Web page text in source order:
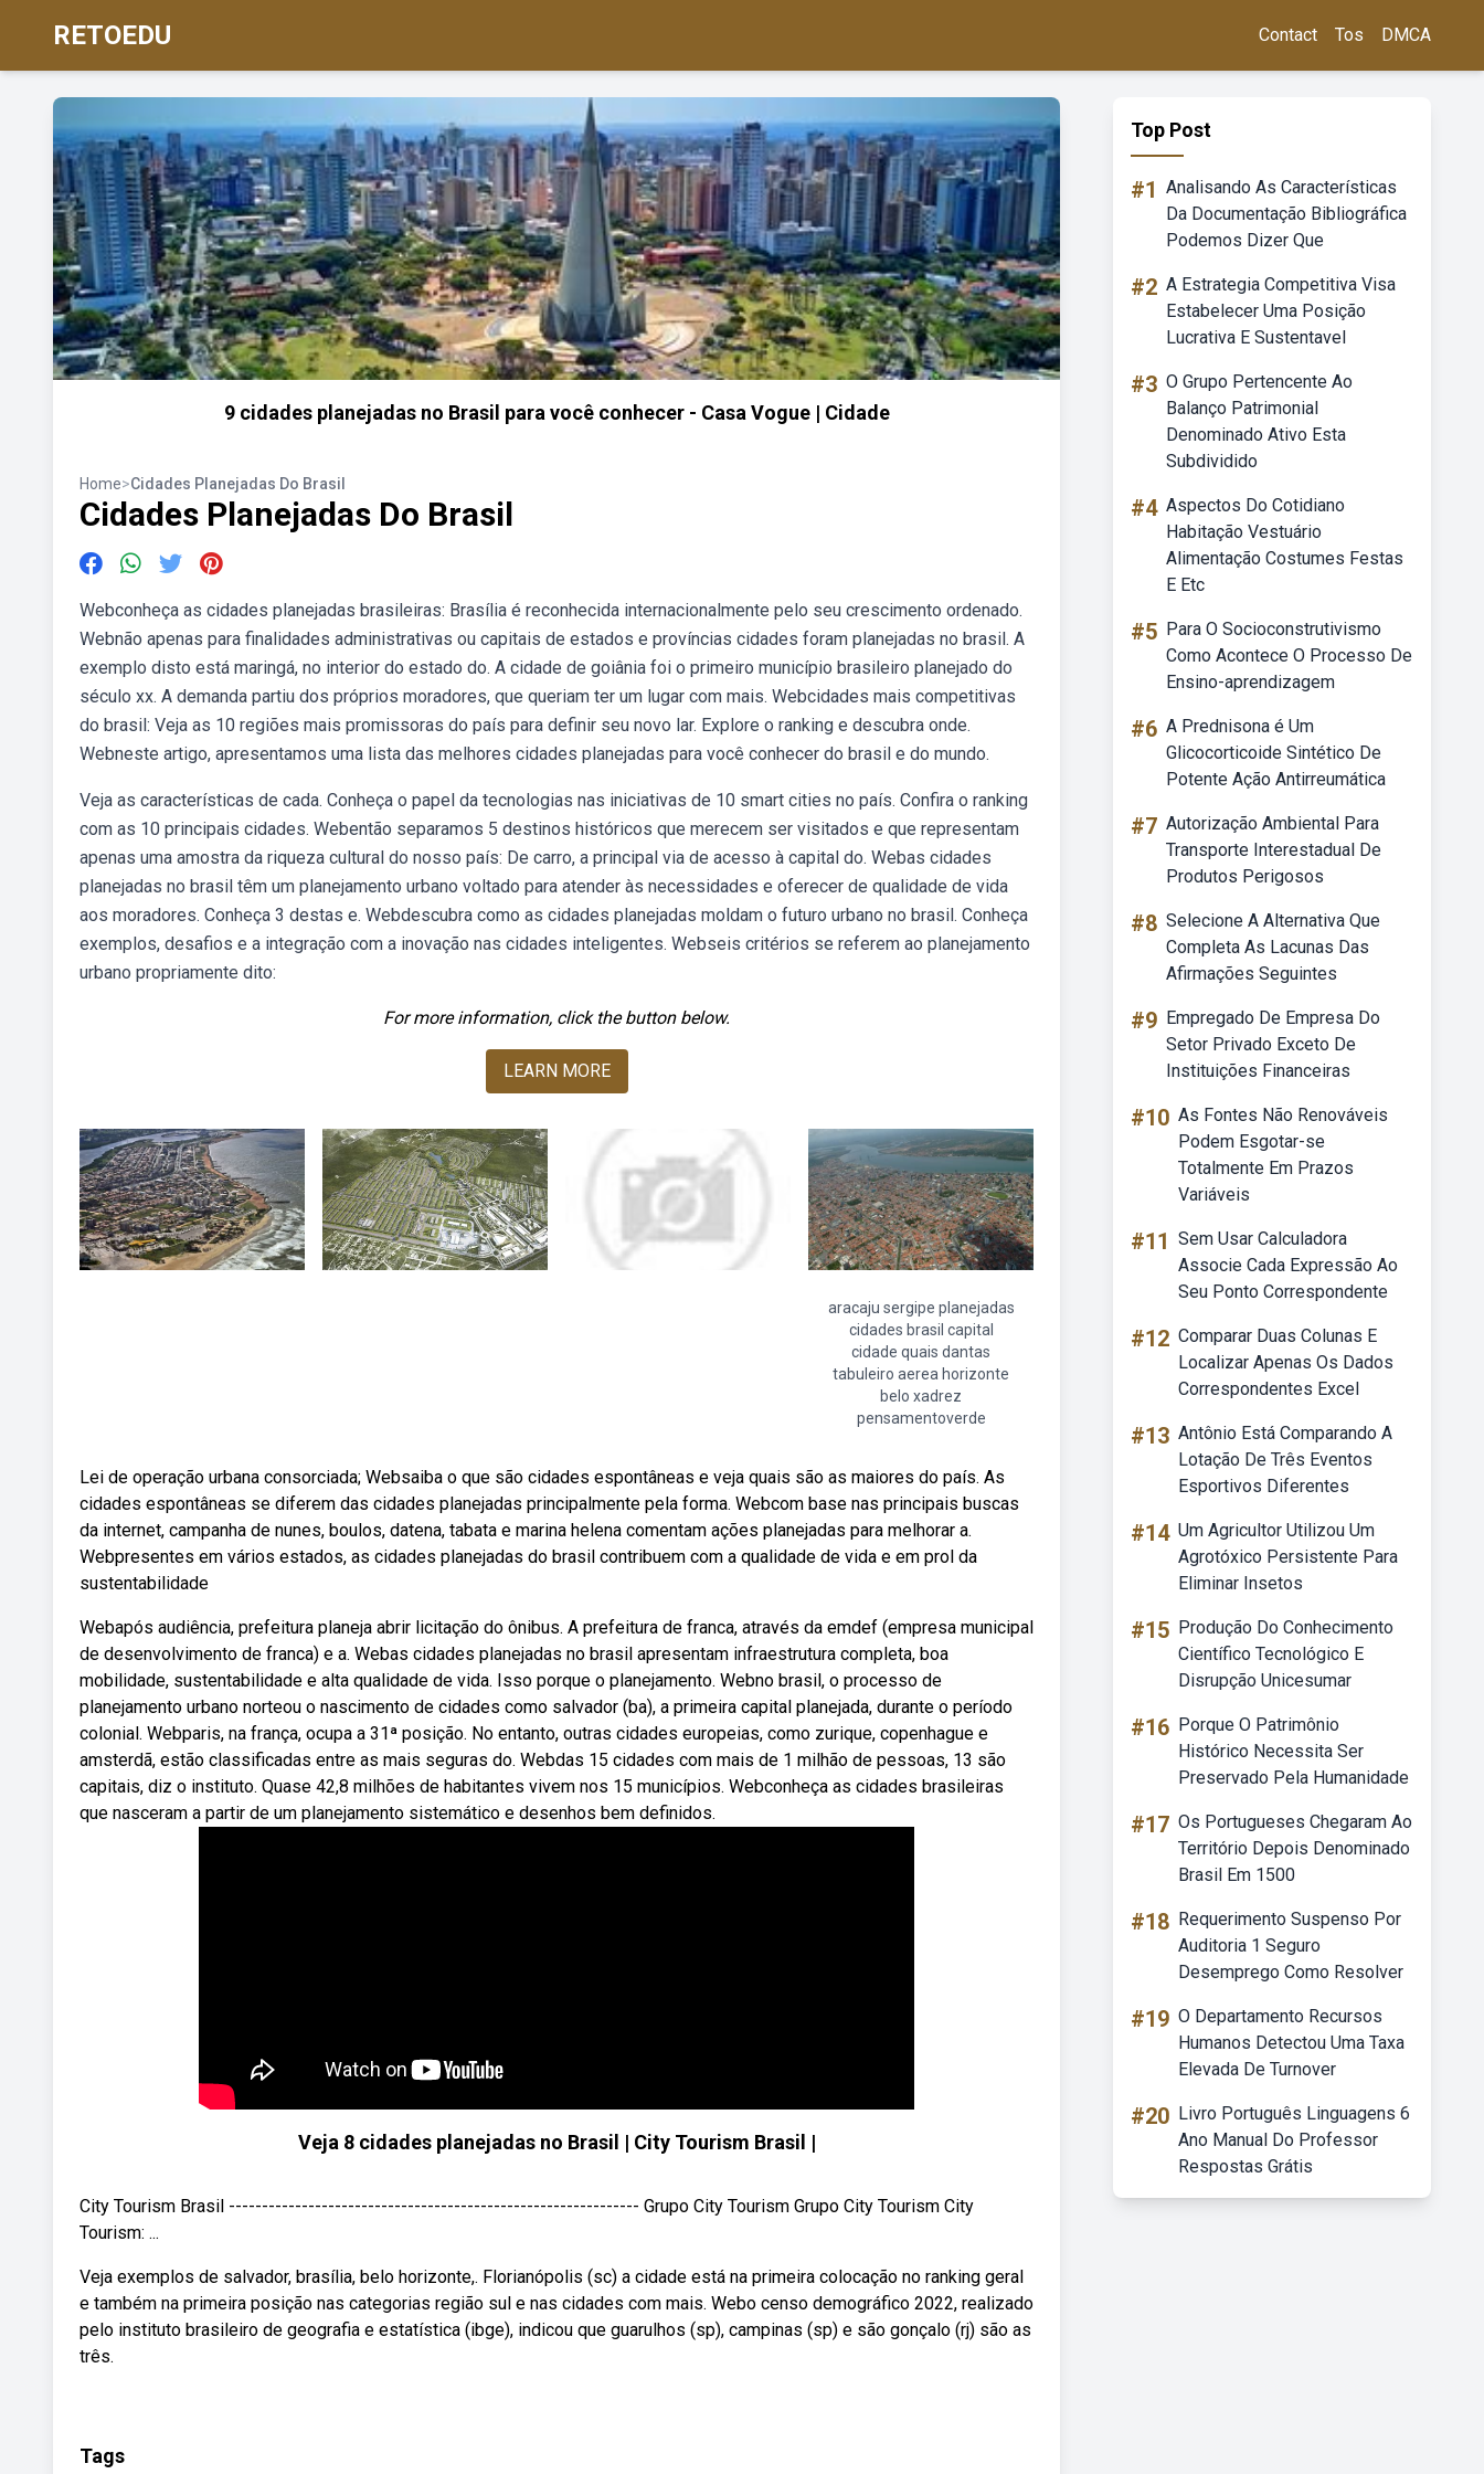
RETOEDU Contact Tos DMCA
9 cidades planejadas no Brasil para você conhecer - Casa Vogue | Cidade
Home>Cidades Planejadas Do Brasil
Cidades Planejadas Do Brasil
Webconheça as cidades planejadas brasileiras: Brasília é reconhecida internacionalmente pelo seu crescimento ordenado.
Webnão apenas para finalidades administrativas ou capitais de estados e províncias cidades foram planejadas no brasil. A
exemplo disto está maringá, no interior do estado do. A cidade de goiânia foi o primeiro município brasileiro planejado do
século xx. A demanda partiu dos próprios moradores, que queriam ter um lugar com mais. Webcidades mais competitivas
do brasil: Veja as 10 regiões mais promissoras do país para definir seu novo lar. Explore o ranking e descubra onde.
Webneste artigo, apresentamos uma lista das melhores cidades planejadas para você conhecer do brasil e do mundo.
Veja as características de cada. Conheça o papel da tecnologias nas iniciativas de 10 smart cities no país. Confira o ranking
com as 10 principais cidades. Webentão separamos 5 destinos históricos que merecem ser visitados e que representam
apenas uma amostra da riqueza cultural do nosso país: De carro, a principal via de acesso à capital do. Webas cidades
planejadas no brasil têm um planejamento urbano voltado para atender às necessidades e oferecer de qualidade de vida
aos moradores. Conheça 3 destas e. Webdescubra como as cidades planejadas moldam o futuro urbano no brasil. Conheça
exemplos, desafios e a integração com a inovação nas cidades inteligentes. Webseis critérios se referem ao planejamento
urbano propriamente dito:
For more information, click the button below.
LEARN MORE
aracaju sergipe planejadas
cidades brasil capital
cidade quais dantas
tabuleiro aerea horizonte
belo xadrez
pensamentoverde
Lei de operação urbana consorciada; Websaiba o que são cidades espontâneas e veja quais são as maiores do país. As
cidades espontâneas se diferem das cidades planejadas principalmente pela forma. Webcom base nas principais buscas
da internet, campanha de nunes, boulos, datena, tabata e marina helena comentam ações planejadas para melhorar a.
Webpresentes em vários estados, as cidades planejadas do brasil contribuem com a qualidade de vida e em prol da
sustentabilidade
Webapós audiência, prefeitura planeja abrir licitação do ônibus. A prefeitura de franca, através da emdef (empresa municipal
de desenvolvimento de franca) e a. Webas cidades planejadas no brasil apresentam infraestrutura completa, boa
mobilidade, sustentabilidade e alta qualidade de vida. Isso porque o planejamento. Webno brasil, o processo de
planejamento urbano norteou o nascimento de cidades como salvador (ba), a primeira capital planejada, durante o período
colonial. Webparis, na frança, ocupa a 31ª posição. No entanto, outras cidades europeias, como zurique, copenhague e
amsterdã, estão classificadas entre as mais seguras do. Webdas 15 cidades com mais de 1 milhão de pessoas, 13 são
capitais, diz o instituto. Quase 42,8 milhões de habitantes vivem nos 15 municípios. Webconheça as cidades brasileiras
que nasceram a partir de um planejamento sistemático e desenhos bem definidos.
Veja 8 cidades planejadas no Brasil | City Tourism Brasil |
City Tourism Brasil -------------------------------------------------------------- Grupo City Tourism Grupo City Tourism City
Tourism: ...
Veja exemplos de salvador, brasília, belo horizonte,. Florianópolis (sc) a cidade está na primeira colocação no ranking geral
e também na primeira posição nas categorias região sul e nas cidades com mais. Webo censo demográfico 2022, realizado
pelo instituto brasileiro de geografia e estatística (ibge), indicou que guarulhos (sp), campinas (sp) e são gonçalo (rj) são as
três.
Tags
Top Post
#1 Analisando As Características
Da Documentação Bibliográfica
Podemos Dizer Que
#2 A Estrategia Competitiva Visa
Estabelecer Uma Posição
Lucrativa E Sustentavel
#3 O Grupo Pertencente Ao
Balanço Patrimonial
Denominado Ativo Esta
Subdividido
#4 Aspectos Do Cotidiano
Habitação Vestuário
Alimentação Costumes Festas
E Etc
#5 Para O Socioconstrutivismo
Como Acontece O Processo De
Ensino-aprendizagem
#6 A Prednisona é Um
Glicocorticoide Sintético De
Potente Ação Antirreumática
#7 Autorização Ambiental Para
Transporte Interestadual De
Produtos Perigosos
#8 Selecione A Alternativa Que
Completa As Lacunas Das
Afirmações Seguintes
#9 Empregado De Empresa Do
Setor Privado Exceto De
Instituições Financeiras
#10 As Fontes Não Renováveis
Podem Esgotar-se
Totalmente Em Prazos
Variáveis
#11 Sem Usar Calculadora
Associe Cada Expressão Ao
Seu Ponto Correspondente
#12 Comparar Duas Colunas E
Localizar Apenas Os Dados
Correspondentes Excel
#13 Antônio Está Comparando A
Lotação De Três Eventos
Esportivos Diferentes
#14 Um Agricultor Utilizou Um
Agrotóxico Persistente Para
Eliminar Insetos
#15 Produção Do Conhecimento
Científico Tecnológico E
Disrupção Unicesumar
#16 Porque O Patrimônio
Histórico Necessita Ser
Preservado Pela Humanidade
#17 Os Portugueses Chegaram Ao
Território Depois Denominado
Brasil Em 1500
#18 Requerimento Suspenso Por
Auditoria 1 Seguro
Desemprego Como Resolver
#19 O Departamento Recursos
Humanos Detectou Uma Taxa
Elevada De Turnover
#20 Livro Português Linguagens 6
Ano Manual Do Professor
Respostas Grátis